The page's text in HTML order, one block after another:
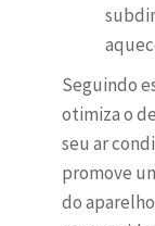
Seguindo
otimiza o
seu ar
promove
do